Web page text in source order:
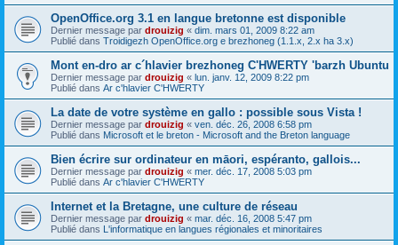
OpenOffice.org 3.1 en langue bretonne est disponible
Dernier message par drouizig « dim. mars 01, 2009 8:22 am
Publié dans Troidigezh OpenOffice.org e brezhoneg (1.1.x, 2.x ha 3.x)
Mont en-dro ar c´hlavier brezhoneg C'HWERTY 'barzh Ubuntu
Dernier message par drouizig « lun. janv. 12, 2009 8:22 pm
Publié dans Ar c'hlavier C'HWERTY
La date de votre système en gallo : possible sous Vista !
Dernier message par drouizig « ven. déc. 26, 2008 6:58 pm
Publié dans Microsoft et le breton - Microsoft and the Breton language
Bien écrire sur ordinateur en māori, espéranto, gallois...
Dernier message par drouizig « mer. déc. 17, 2008 5:03 pm
Publié dans Ar c'hlavier C'HWERTY
Internet et la Bretagne, une culture de réseau
Dernier message par drouizig « mar. déc. 16, 2008 5:47 pm
Publié dans L'informatique en langues régionales et minoritaires